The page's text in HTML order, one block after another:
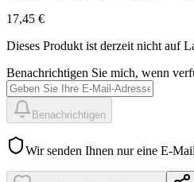
17,45 €
Dieses Produkt ist derzeit nicht auf
Benachrichtigen Sie mich, wenn
Benachrichtigen
Wir senden Ihnen nur eine E-